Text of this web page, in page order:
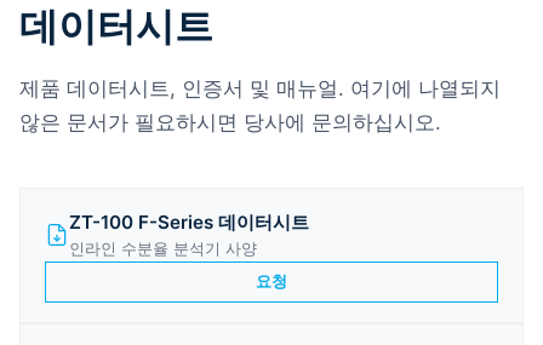
데이터시트
제품 데이터시트, 인증서 및 매뉴얼. 여기에 나열되지
않은 문서가 필요하시면 당사에 문의하십시오.
ZT-100 F-Series 데이터시트
인라인 수분율 분석기 사양
요청